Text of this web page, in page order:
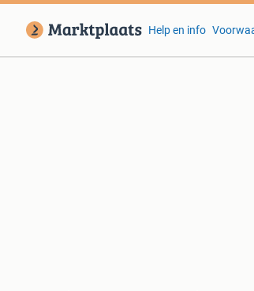
Help en info